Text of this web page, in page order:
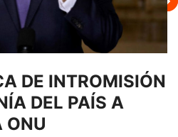
DE INTROMISIÓN
DEL PAÍS A
ONU